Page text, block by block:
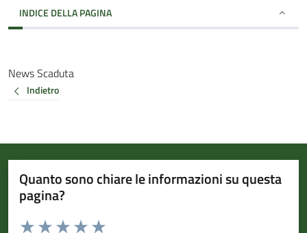
INDICE DELLA PAGINA
News Scaduta
Indietro
Quanto sono chiare le informazioni su questa
pagina?
Valuta da 1 a 5 stelle la pagina